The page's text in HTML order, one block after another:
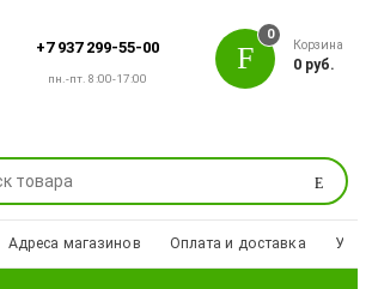
+7 937 299-55-00
пн.-пт. 8:00-17:00
Поиск
0
Корзина
0 руб.
Адреса магазинов Оплата и доставка